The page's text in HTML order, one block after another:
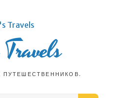
ПУТЕШЕСТВЕННИКОВ.